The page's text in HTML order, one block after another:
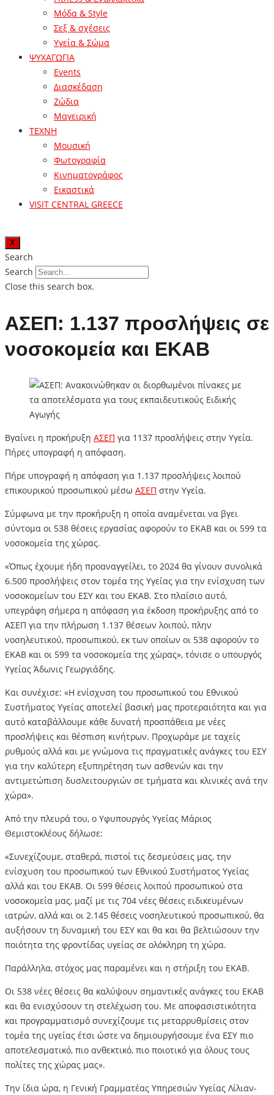
Μόδα & Style
Σεξ & σχέσεις
Υγεία & Σώμα
ΨΥΧΑΓΩΓΙΑ
Events
Διασκέδαση
Ζώδια
Μαγειρική
ΤΕΧΝΗ
Μουσική
Φωτογραφία
Κινηματογράφος
Εικαστικά
VISIT CENTRAL GREECE
X
Search
Search
Close this search box.
ΑΣΕΠ: 1.137 προσλήψεις σε
νοσοκομεία και ΕΚΑΒ
Βγαίνει η προκήρυξη ΑΣΕΠ για 1137 προσλήψεις στην Υγεία.
Πήρες υπογραφή η απόφαση.
Πήρε υπογραφή η απόφαση για 1.137 προσλήψεις λοιπού
επικουρικού προσωπικού μέσω ΑΣΕΠ στην Υγεία.
Σύμφωνα με την προκήρυξη η οποία αναμένεται να βγει
σύντομα οι 538 θέσεις εργασίας αφορούν το ΕΚΑΒ και οι 599 τα
νοσοκομεία της χώρας.
«Όπως έχουμε ήδη προαναγγείλει, το 2024 θα γίνουν συνολικά
6.500 προσλήψεις στον τομέα της Υγείας για την ενίσχυση των
νοσοκομείων του ΕΣΥ και του ΕΚΑΒ. Στο πλαίσιο αυτό,
υπεγράφη σήμερα η απόφαση για έκδοση προκήρυξης από το
ΑΣΕΠ για την πλήρωση 1.137 θέσεων λοιπού, πλην
νοσηλευτικού, προσωπικού, εκ των οποίων οι 538 αφορούν το
ΕΚΑΒ και οι 599 τα νοσοκομεία της χώρας», τόνισε ο υπουργός
Υγείας Άδωνις Γεωργιάδης.
Και συνέχισε: «Η ενίσχυση του προσωπικού του Εθνικού
Συστήματος Υγείας αποτελεί βασική μας προτεραιότητα και για
αυτό καταβάλλουμε κάθε δυνατή προσπάθεια με νέες
προσλήψεις και θέσπιση κινήτρων. Προχωράμε με ταχείς
ρυθμούς αλλά και με γνώμονα τις πραγματικές ανάγκες του ΕΣΥ
για την καλύτερη εξυπηρέτηση των ασθενών και την
αντιμετώπιση δυσλειτουργιών σε τμήματα και κλινικές ανά την
χώρα».
Από την πλευρά του, ο Υφυπουργός Υγείας Μάριος
Θεμιστοκλέους δήλωσε:
«Συνεχίζουμε, σταθερά, πιστοί τις δεσμεύσεις μας, την
ενίσχυση του προσωπικού των Εθνικού Συστήματος Υγείας
αλλά και του ΕΚΑΒ. Οι 599 θέσεις λοιπού προσωπικού στα
νοσοκομεία μας, μαζί με τις 704 νέες θέσεις ειδικευμένων
ιατρών, αλλά και οι 2.145 θέσεις νοσηλευτικού προσωπικού, θα
αυξήσουν τη δυναμική του ΕΣΥ και θα και θα βελτιώσουν την
ποιότητα της φροντίδας υγείας σε ολόκληρη τη χώρα.
Παράλληλα, στόχος μας παραμένει και η στήριξη του ΕΚΑΒ.
Οι 538 νέες θέσεις θα καλύψουν σημαντικές ανάγκες του ΕΚΑΒ
και θα ενισχύσουν τη στελέχωση του. Με αποφασιστικότητα
και προγραμματισμό συνεχίζουμε τις μεταρρυθμίσεις στον
τομέα της υγείας έτσι ώστε να δημιουργήσουμε ένα ΕΣΥ πιο
αποτελεσματικό, πιο ανθεκτικό, πιο ποιοτικό για όλους τους
πολίτες της χώρας μας».
Την ίδια ώρα, η Γενική Γραμματέας Υπηρεσιών Υγείας Λίλιαν-